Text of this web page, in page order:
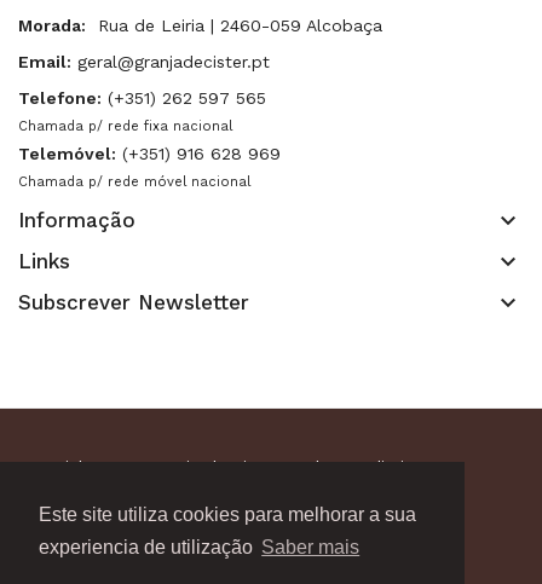
Este site utiliza cookies para melhorar a sua
experiencia de utilização Saber mais
Morada:
Rua de Leiria | 2460-059 Alcobaça
Email: geral@granjadecister.pt
Telefone: (+351) 262 597 565
Chamada p/ rede fixa nacional
Telemóvel: (+351) 916 628 969
Chamada p/ rede móvel nacional
Informação keyboard_arrow_down
Links keyboard_arrow_down
Subscrever Newsletter keyboard_arrow_down
Copyright 2021. Granja de Cister. Todos os direitos
reservados.
Powered byTRIGÉNIUS